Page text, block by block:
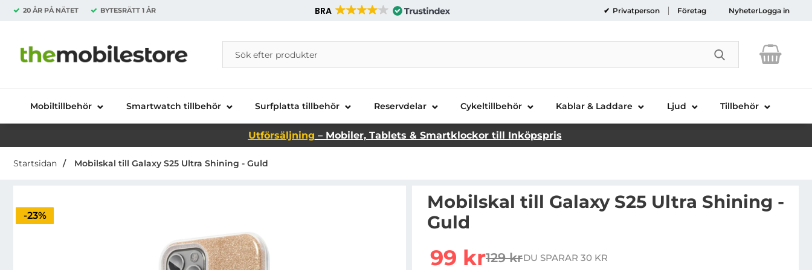
20 ÅR PÅ NÄTET BYTESRÄTT 1 ÅR BRA Privatperson Företag NyheterLogga in
Startsidan för Danira Telecom AB
Sök
Sök på Danira Telecom AB
Genomför
Mobiltillbehör Smartwatch tillbehör Surfplatta tillbehör Reservdelar Cykeltillbehör Kablar & Laddare Ljud Tillbehör
Utförsäljning – Mobiler, Tablets & Smartklockor till Inköpspris
Startsidan Mobilskal till Galaxy S25 Ultra Shining - Guld
Priset är nedsatt med
-23%
Mobilskal till Galaxy S25 Ultra Shining -
Guld
rea pris
99 krtidigare pris
129 krDU SPARAR 30 KR